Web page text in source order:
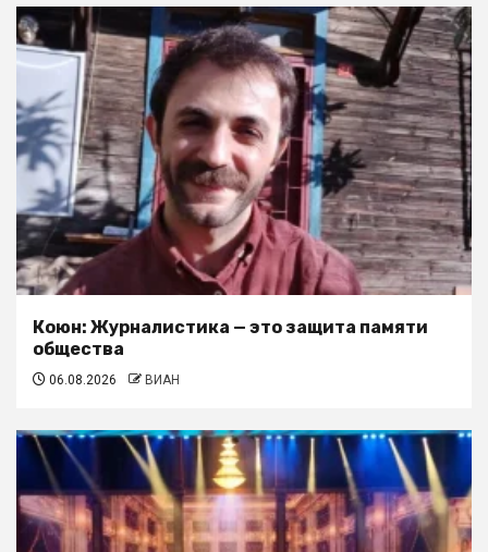
Коюн: Журналистика — это защита памяти
общества
06.08.2026 ВИАН